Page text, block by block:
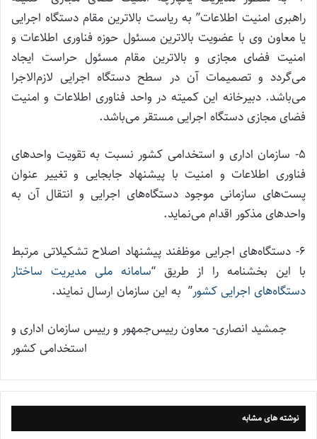
راهبری امنیت اطلاعات” به ریاست بالاترین مقام دستگاه اجرایی
یا معاون وی با عضویت بالاترین مسئول حوزه فناوری اطلاعات و
امنیت فضای مجازی و بالاترین مقام مسئول حراست ایجاد
می‌گردد و تصمیمات آن در سطح دستگاه اجرایی لازم‌الاجرا
می‌باشد. دبیرخانه این کمیته در واحد فناوری اطلاعات و امنیت
فضای مجازی دستگاه اجرایی مستقر می‌باشد.
۵- سازمان اداری و استخدامی کشور نسبت به تقویت واحدهای
فناوری اطلاعات و امنیت با پیشنهاد جابجایی و تغییر عنوان
پست‌های سازمانی موجود دستگاه‌های اجرایی و انتقال آن به
واحدهای مذکور اقدام می‌نماید.
۶- دستگاه‌های اجرایی موظفند پیشنهاد اصلاح تشکیلاتی مرتبط
با این بخشنامه را از طریق “سامانه ملی مدیریت ساختار
دستگاه‌های اجرایی کشور” به این سازمان ارسال نمایند.
جمشید انصاری- معاون رییس‌جمهور و رییس سازمان اداری و
استخدامی کشور
نوشته های مشابه